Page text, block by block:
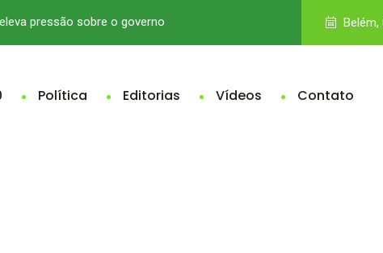
pressão sobre o governo IA na seleção de
Belém,
Política Editorias Vídeos Contato